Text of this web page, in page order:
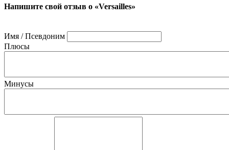
Напишите свой отзыв о «Versailles»
Имя / Псевдоним
Плюсы
Минусы